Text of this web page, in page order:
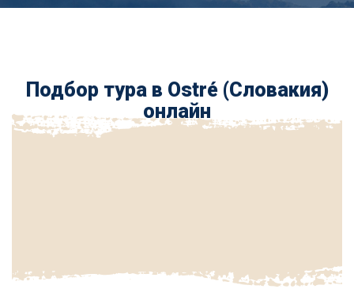
Подбор тура в Ostré (Словакия)
онлайн